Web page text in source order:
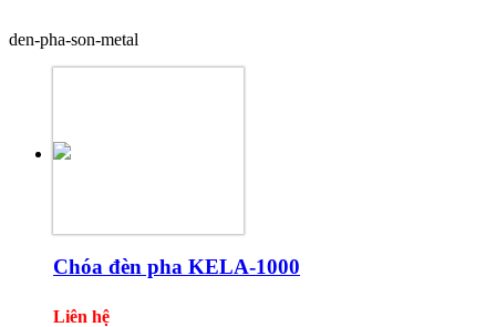
den-pha-son-metal
Chóa đèn pha KELA-1000
Liên hệ